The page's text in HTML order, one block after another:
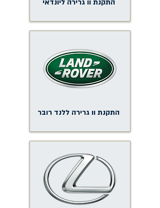
התקנת וו גרירה ליונדאי
התקנת וו גרירה ללנד רובר